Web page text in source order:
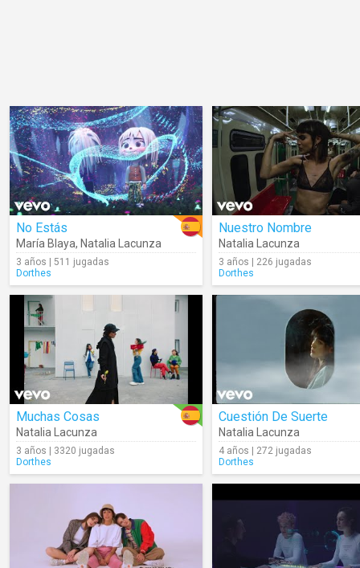
No Estás
María Blaya, Natalia Lacunza
3 años | 511 jugadas
Dorthes
Nuestro Nombre
Natalia Lacunza
3 años | 226 jugadas
Dorthes
Muchas Cosas
Natalia Lacunza
3 años | 3320 jugadas
Dorthes
Cuestión De Suerte
Natalia Lacunza
4 años | 272 jugadas
Dorthes